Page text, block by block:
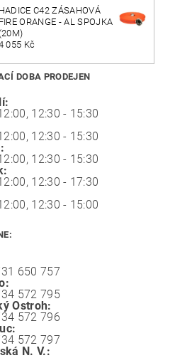
HADICE C42 ZÁSAHOVÁ
FIRE ORANGE - AL SPOJKA
055 Kč
DOBA PRODEJEN
12:30 - 15:30
12:30 - 15:30
12:30 - 15:30
12:30 - 17:30
12:30 - 15:00
650 757
572 795
Ostroh:
572 796
572 797
N. V.: